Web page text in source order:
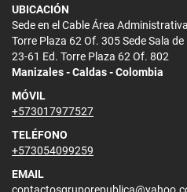
UBICACIÓN
Sede en el Cable Área
Torre Plaza 62 Of. 305 Sede Sala
23-61 Ed. Torre Plaza 62 Of. 802
Manizales - Caldas - Colombia
MÓVIL
+573017977527
TELÉFONO
+573054099259
EMAIL